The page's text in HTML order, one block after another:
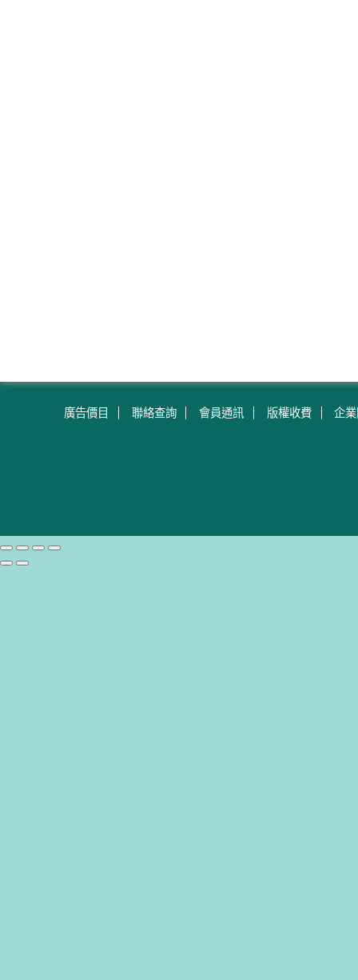
廣告價目 聯絡查詢 會員通訊 版權收費 企